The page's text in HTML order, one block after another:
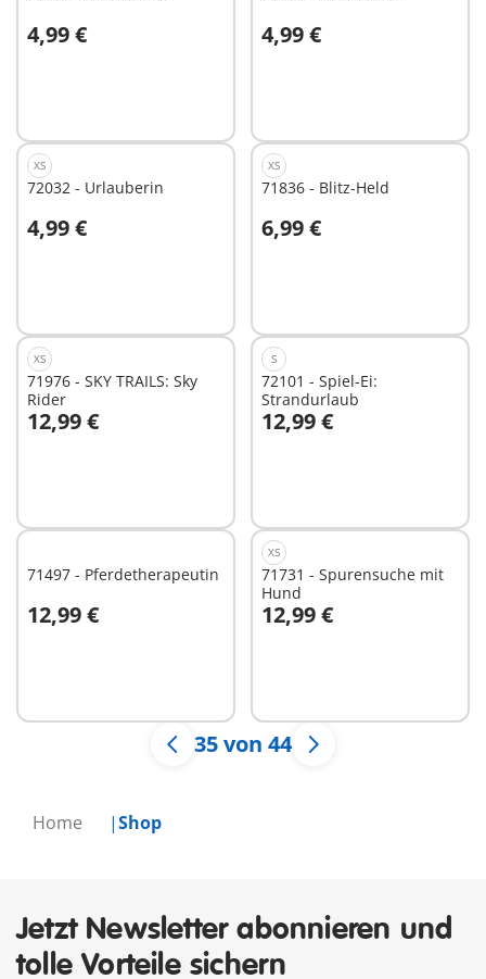
Home Shop
4,99 €
In den Warenkorb 4,99 €
In den Warenkorb
XS
72032 - Urlauberin
4,99 €
In den Warenkorb
XS
71836 - Blitz-Held
6,99 €
In den Warenkorb
XS
71976 - SKY TRAILS: Sky
Rider
12,99 €
In den Warenkorb
S
72101 - Spiel-Ei:
Strandurlaub
12,99 €
In den Warenkorb
71497 - Pferdetherapeutin
12,99 €
In den Warenkorb
XS
71731 - Spurensuche mit
Hund
12,99 €
In den Warenkorb
35 von 44
Jetzt Newsletter abonnieren und
tolle Vorteile sichern